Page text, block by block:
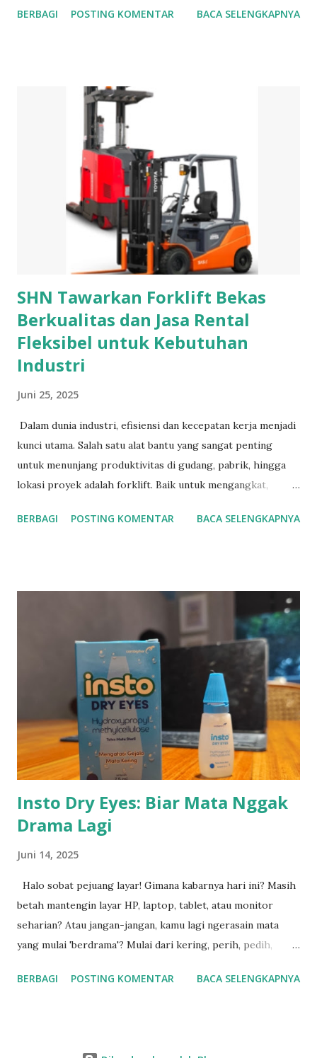
menjadi pilihan para orang tua dalam memilih sebagai kado
kepada anak yang berulang tahun 1. Kalung Kalung
merupakan hiasan untuk leher. Meskipun tersembunyi tapi
tetap dapat menghiasi leher kita. Kalung berbentuk tali
yang bersambung pada hiasannya. Pada bagian tali bisa
berupa rantai atau pita yang melingkari leher. Sedangkan
untuk bagian hiasan biasanya terbuat dari bahan bahan yang
berharga seperti berlian, mutiara, ruby, emerald, garnet dan
safir. Selain sebagai hiasan, kalung juga berfungsi sebagai
simbol dari kekayaan atau status tertentu di Masyarakat....
BERBAGI POSTING KOMENTAR BACA SELENGKAPNYA
SHN Tawarkan Forklift Bekas
Berkualitas dan Jasa Rental
Fleksibel untuk Kebutuhan
Industri
Juni 25, 2025
Dalam dunia industri, efisiensi dan kecepatan kerja menjadi
kunci utama. Salah satu alat bantu yang sangat penting
untuk menunjang produktivitas di gudang, pabrik, hingga
lokasi proyek adalah forklift. Baik untuk mengangkat,
menghemat waktu dan tenaga. Menyadari kebutuhan
Tidak semua bisnis membutuhkan forklift baru. Bagi
perusahaan yang ingin menekan anggaran tanpa
mengorbankan kualitas, memilih forklift bekas bisa menjadi
langkah cerdas. SHN menyediakan berbagai unit forklift
second yang masih dalam kondisi prima dan layak
operasional. Setiap unit telah melalui proses inspeksi
menyeluruh oleh teknisi berpengalaman sebelum
ditawarkan kepada pelanggan. Forklift bekas dari SHN
memiliki keunggulan: ● Harga lebih terjangkau dibanding
unit baru ●...
BERBAGI POSTING KOMENTAR BACA SELENGKAPNYA
Insto Dry Eyes: Biar Mata Nggak
Drama Lagi
Juni 14, 2025
Halo sobat pejuang layar! Gimana kabarnya hari ini? Masih
betah mantengin layar HP, laptop, tablet, atau monitor
seharian? Atau jangan-jangan, kamu lagi ngerasain mata
yang mulai 'berdrama'? Mulai dari kering, perih, pedih,
ngeselin banget ya! Kalau kamu lagi ngalamin itu, selamat
BERBAGI POSTING KOMENTAR BACA SELENGKAPNYA